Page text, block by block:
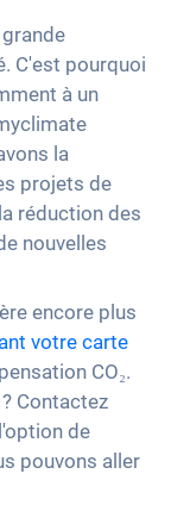
C'est pourquoi
à un
la
projets de
réduction des
nouvelles
encore plus
votre carte
CO₂.
Contactez
de
pouvons aller